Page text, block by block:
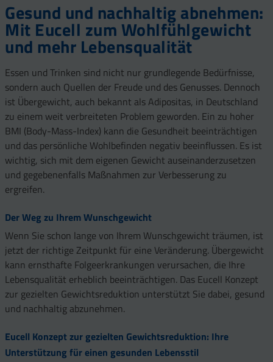
Gesund und nachhaltig abnehmen:
Mit Eucell zum Wohlfühlgewicht
und mehr Lebensqualität
Essen und Trinken sind nicht nur grundlegende Bedürfnisse,
sondern auch Quellen der Freude und des Genusses. Dennoch
ist Übergewicht, auch bekannt als Adipositas, in Deutschland
zu einem weit verbreiteten Problem geworden. Ein zu hoher
BMI (Body-Mass-Index) kann die Gesundheit beeinträchtigen
und das persönliche Wohlbefinden negativ beeinflussen. Es ist
wichtig, sich mit dem eigenen Gewicht auseinanderzusetzen
und gegebenenfalls Maßnahmen zur Verbesserung zu
ergreifen.
Der Weg zu Ihrem Wunschgewicht
Wenn Sie schon lange von Ihrem Wunschgewicht träumen, ist
jetzt der richtige Zeitpunkt für eine Veränderung. Übergewicht
kann ernsthafte Folgeerkrankungen verursachen, die Ihre
Lebensqualität erheblich beeinträchtigen. Das Eucell Konzept
zur gezielten Gewichtsreduktion unterstützt Sie dabei, gesund
und nachhaltig abzunehmen.
Eucell Konzept zur gezielten Gewichtsreduktion: Ihre
Unterstützung für einen gesunden Lebensstil